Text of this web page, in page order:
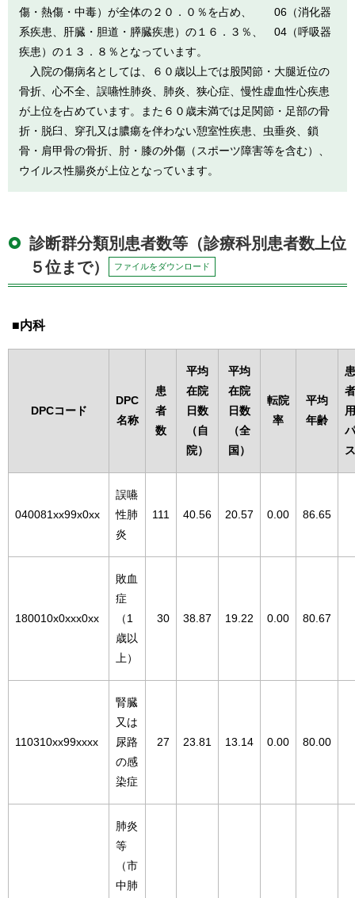
傷・熱傷・中毒）が全体の２０．０％を占め、 06（消化器
系疾患、肝臓・胆道・膵臓疾患）の１６．３％、 04（呼吸器
疾患）の１３．８％となっています。
入院の傷病名としては、６０歳以上では股関節・大腿近位の
骨折、心不全、誤嚥性肺炎、肺炎、狭心症、慢性虚血性心疾患
が上位を占めています。また６０歳未満では足関節・足部の骨
折・脱臼、穿孔又は膿瘍を伴わない憩室性疾患、虫垂炎、鎖
骨・肩甲骨の骨折、肘・膝の外傷（スポーツ障害等を含む）、
ウイルス性腸炎が上位となっています。
診断群分類別患者数等（診療科別患者数上位
５位まで）
ファイルをダウンロード
内科
DPCコード
DPC
名称
患
者
数
平均
在院
日数
（自
院）
平均
在院
日数
（全
国）
転院
率
平均
年齢
患
者
用
パ
ス
040081xx99x0xx
誤嚥
性肺
炎
111 40.56 20.57 0.00 86.65
180010x0xxx0xx
敗血
症
（1
歳以
上）
30 38.87 19.22 0.00 80.67
110310xx99xxxx
腎臓
又は
尿路
の感
染症
27 23.81 13.14 0.00 80.00
肺炎
等
（市
中肺